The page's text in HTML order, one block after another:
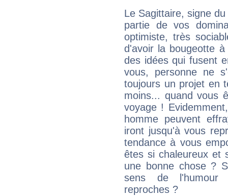
Le Sagittaire, signe
partie de vos
optimiste, très
d'avoir la bougeotte
des idées qui fusent
vous, personne ne
toujours un projet en
moins... quand vous
voyage !
homme peuvent
iront jusqu'à vous
tendance à vous
êtes si chaleureux et
une bonne chose ?
sens de l'humour
reproches ?